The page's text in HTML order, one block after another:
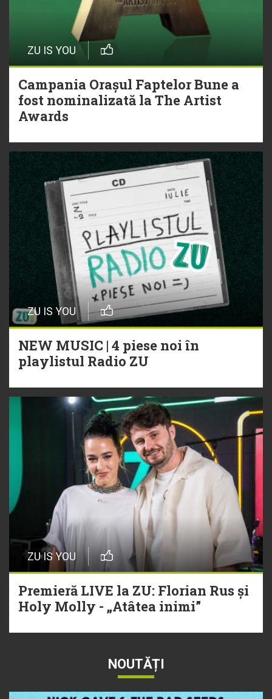
ZU IS YOU
Campania Orașul Faptelor Bune a
fost nominalizată la The Artist
Awards
ZU IS YOU
NEW MUSIC | 4 piese noi în
playlistul Radio ZU
ZU IS YOU
Premieră LIVE la ZU: Florian Rus și
Holy Molly - „Atâtea inimi”
NOUTĂȚI